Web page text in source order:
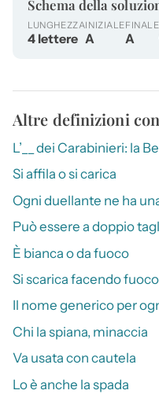
Schema della
LUNGHEZZA
4 lettere
INIZIALE
A
FINALE
A
Altre definizioni
L’__ dei Carabinieri: la
Si affila o si carica
Ogni duellante ne ha
Può essere a doppio
È bianca o da fuoco
Si scarica facendo fuoco
Il nome generico per
Chi la spiana, minaccia
Va usata con cautela
Lo è anche la spada